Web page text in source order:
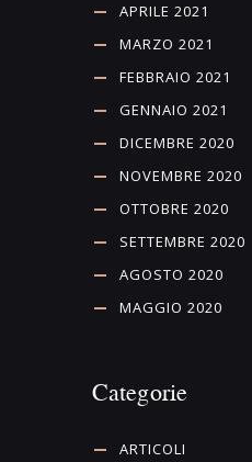
APRILE 2021
MARZO 2021
FEBBRAIO 2021
GENNAIO 2021
DICEMBRE 2020
NOVEMBRE 2020
OTTOBRE 2020
SETTEMBRE 2020
AGOSTO 2020
MAGGIO 2020
Categorie
ARTICOLI